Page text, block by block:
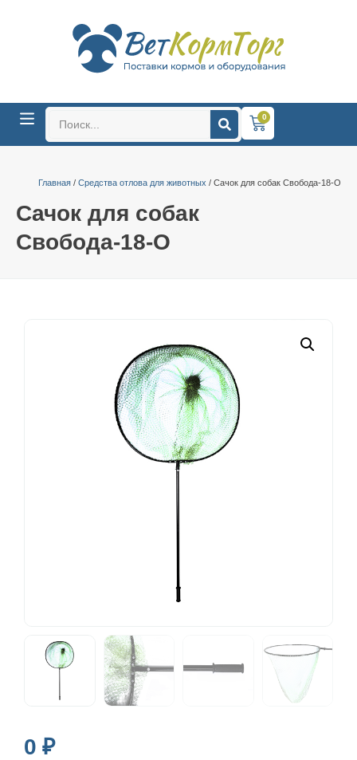
0
Главная / Средства отлова для животных / Сачок для собак Свобода-18-О
Сачок для собак
Свобода-18-О
0 ₽